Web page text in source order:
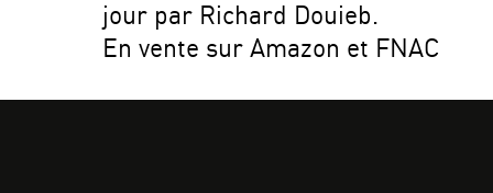
jour par Richard Douieb.
En vente sur Amazon et FNAC